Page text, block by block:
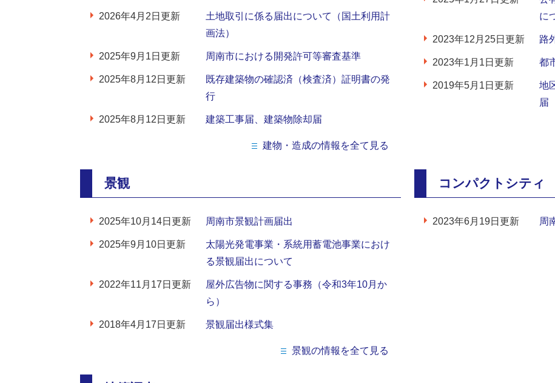
2026年4月2日更新
土地取引に係る届出について（国土利用計
画法）
2025年9月1日更新 周南市における開発許可等審査基準
2025年8月12日更新
既存建築物の確認済（検査済）証明書の発
行
2025年8月12日更新 建築工事届、建築物除却届
建物・造成の情報を全て見る
に
2023年12月25日更新 路
2023年1月1日更新 都
2019年5月1日更新
地
届
景観
2025年10月14日更新 周南市景観計画届出
2025年9月10日更新
太陽光発電事業・系統用蓄電池事業におけ
る景観届出について
2022年11月17日更新
屋外広告物に関する事務（令和3年10月か
ら）
2018年4月17日更新 景観届出様式集
景観の情報を全て見る
コンパクトシティ
2023年6月19日更新 周